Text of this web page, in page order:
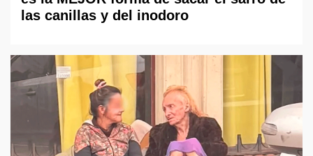
las canillas y del inodoro